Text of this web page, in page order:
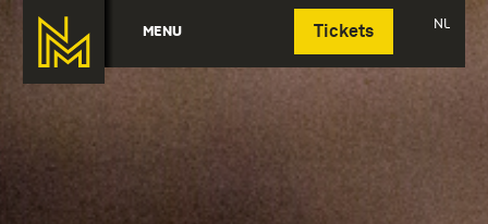
MENU Tickets NL
Deutsch